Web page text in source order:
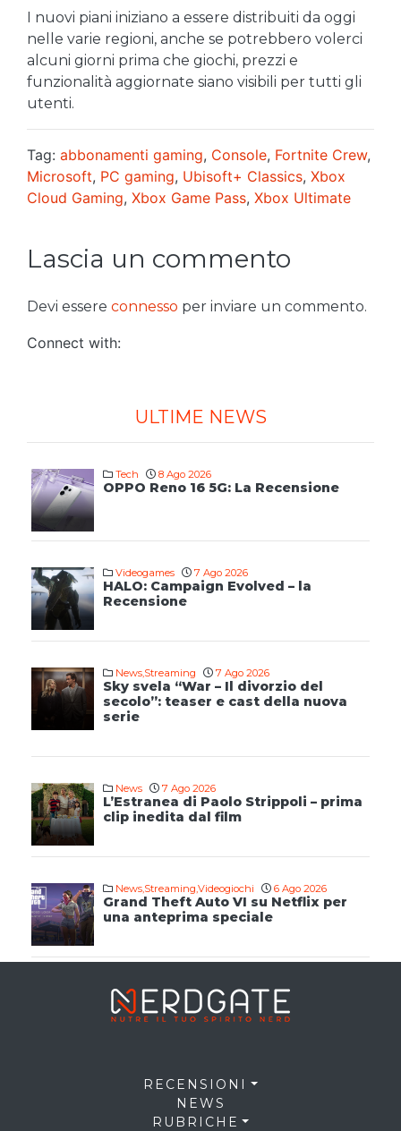
I nuovi piani iniziano a essere distribuiti da oggi
nelle varie regioni, anche se potrebbero volerci
alcuni giorni prima che giochi, prezzi e
funzionalità aggiornate siano visibili per tutti gli
utenti.
Tag: abbonamenti gaming, Console, Fortnite Crew,
Microsoft, PC gaming, Ubisoft+ Classics, Xbox
Cloud Gaming, Xbox Game Pass, Xbox Ultimate
Lascia un commento
Devi essere connesso per inviare un commento.
Connect with:
ULTIME NEWS
Tech 8 Ago 2026
OPPO Reno 16 5G: La Recensione
Videogames 7 Ago 2026
HALO: Campaign Evolved – la
Recensione
News,Streaming 7 Ago 2026
Sky svela “War – Il divorzio del
secolo”: teaser e cast della nuova
serie
News 7 Ago 2026
L’Estranea di Paolo Strippoli – prima
clip inedita dal film
News,Streaming,Videogiochi 6 Ago 2026
Grand Theft Auto VI su Netflix per
una anteprima speciale
RECENSIONI
NEWS
RUBRICHE